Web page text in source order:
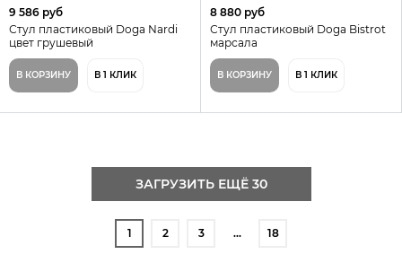
9 586 руб
Стул пластиковый Doga Nardi
цвет грушевый
В КОРЗИНУ В 1 КЛИК
8 880 руб
Стул пластиковый Doga Bistrot
марсала
В КОРЗИНУ В 1 КЛИК
ЗАГРУЗИТЬ ЕЩЁ 30
1 2 3 … 18